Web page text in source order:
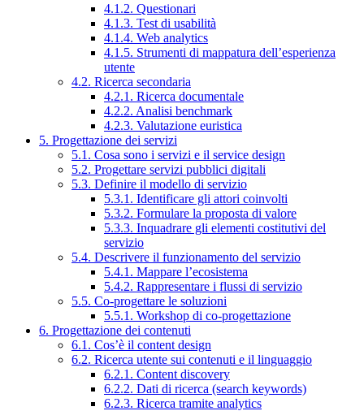
4.1.2. Questionari
4.1.3. Test di usabilità
4.1.4. Web analytics
4.1.5. Strumenti di mappatura dell’esperienza
utente
4.2. Ricerca secondaria
4.2.1. Ricerca documentale
4.2.2. Analisi benchmark
4.2.3. Valutazione euristica
5. Progettazione dei servizi
5.1. Cosa sono i servizi e il service design
5.2. Progettare servizi pubblici digitali
5.3. Definire il modello di servizio
5.3.1. Identificare gli attori coinvolti
5.3.2. Formulare la proposta di valore
5.3.3. Inquadrare gli elementi costitutivi del
servizio
5.4. Descrivere il funzionamento del servizio
5.4.1. Mappare l’ecosistema
5.4.2. Rappresentare i flussi di servizio
5.5. Co-progettare le soluzioni
5.5.1. Workshop di co-progettazione
6. Progettazione dei contenuti
6.1. Cos’è il content design
6.2. Ricerca utente sui contenuti e il linguaggio
6.2.1. Content discovery
6.2.2. Dati di ricerca (search keywords)
6.2.3. Ricerca tramite analytics